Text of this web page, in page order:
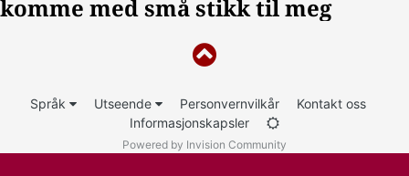
Språk Utseende Personvernvilkår
Kontakt oss
Informasjonskapsler
Powered by Invision Community